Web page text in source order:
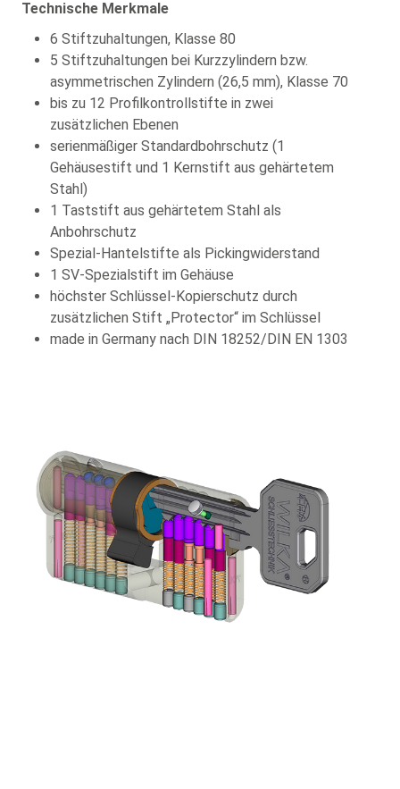
Technische Merkmale
6 Stiftzuhaltungen, Klasse 80
5 Stiftzuhaltungen bei Kurzzylindern bzw.
asymmetrischen Zylindern (26,5 mm), Klasse 70
bis zu 12 Profilkontrollstifte in zwei
zusätzlichen Ebenen
serienmäßiger Standardbohrschutz (1
Gehäusestift und 1 Kernstift aus gehärtetem
Stahl)
1 Taststift aus gehärtetem Stahl als
Anbohrschutz
Spezial-Hantelstifte als Pickingwiderstand
1 SV-Spezialstift im Gehäuse
höchster Schlüssel-Kopierschutz durch
zusätzlichen Stift „Protector“ im Schlüssel
made in Germany nach DIN 18252/DIN EN 1303